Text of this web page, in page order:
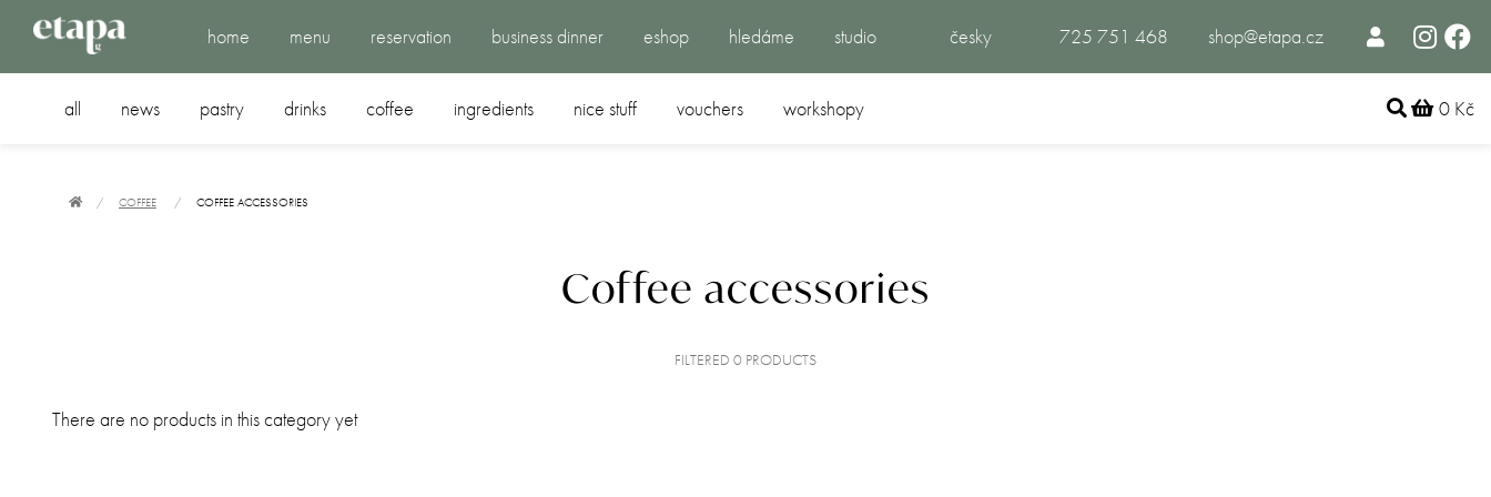
home menu reservation business dinner eshop hledáme studio česky 725 751 468 shop@etapa.cz
all news pastry drinks coffee ingredients nice stuff vouchers workshopy 0 Kč
COFFEE COFFEE ACCESSORIES
Coffee accessories
FILTERED 0 PRODUCTS
There are no products in this category yet